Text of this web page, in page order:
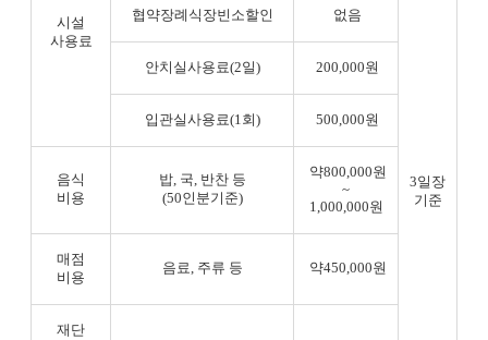
시설
사용료
3일장
기준
협약장례식장빈소할인 없음
안치실사용료(2일) 200,000원
입관실사용료(1회) 500,000원
음식
비용
밥, 국, 반찬 등
(50인분기준)
약800,000원
~
1,000,000원
매점
비용
음료, 주류 등 약450,000원
재단